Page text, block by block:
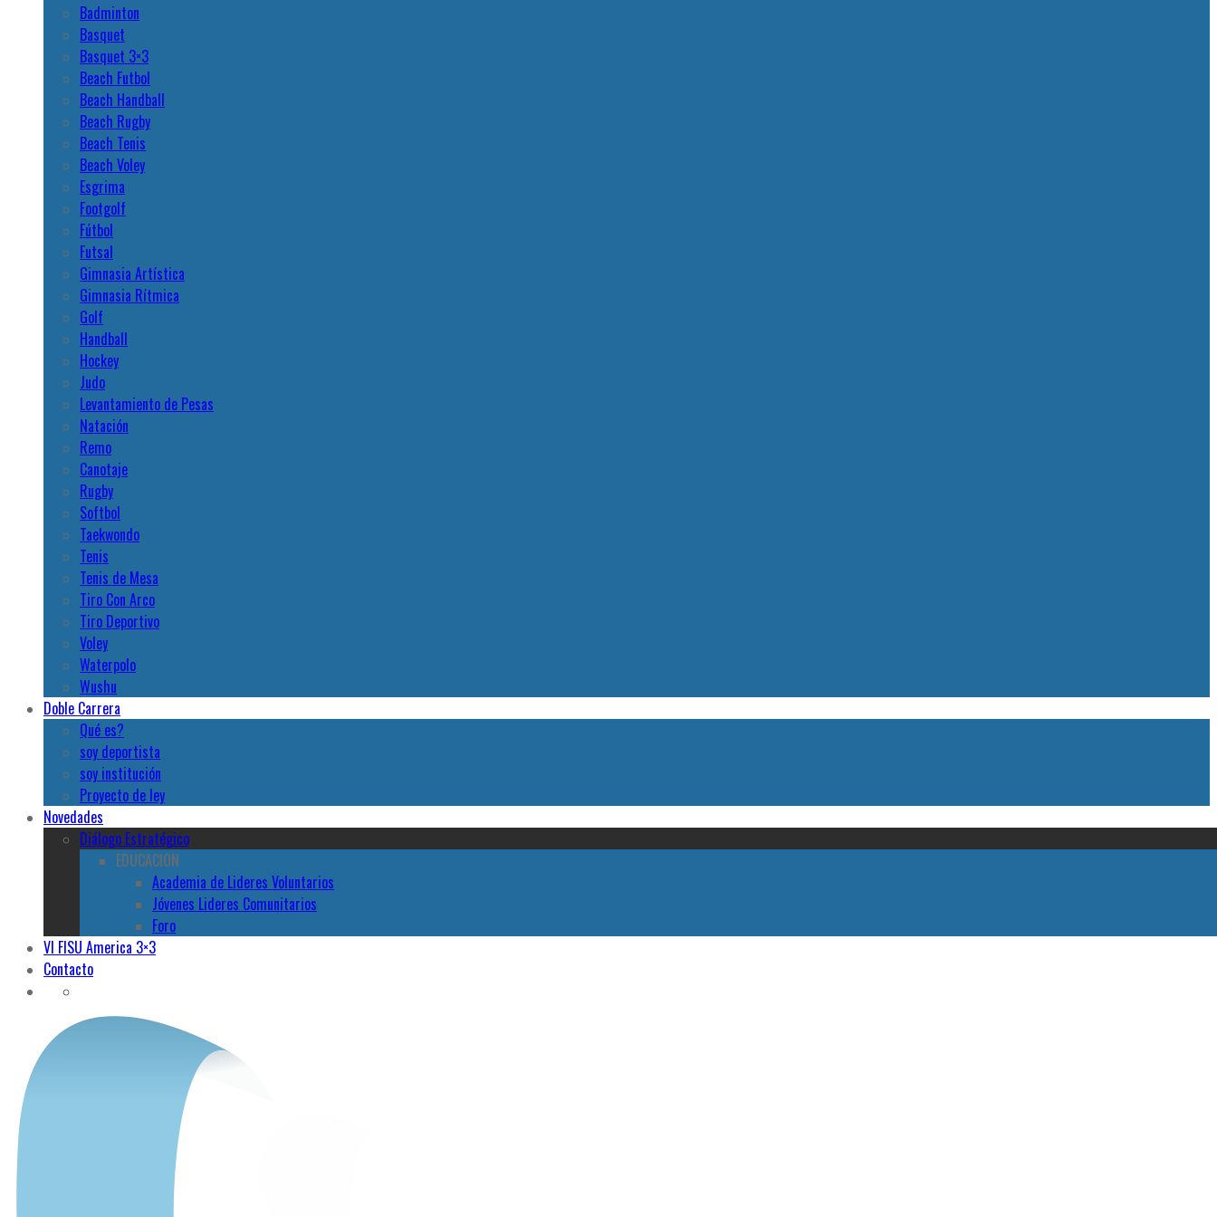
Badminton
Basquet
Basquet 3×3
Beach Futbol
Beach Handball
Beach Rugby
Beach Tenis
Beach Voley
Esgrima
Footgolf
Fútbol
Futsal
Gimnasia Artística
Gimnasia Rítmica
Golf
Handball
Hockey
Judo
Levantamiento de Pesas
Natación
Remo
Canotaje
Rugby
Softbol
Taekwondo
Tenis
Tenis de Mesa
Tiro Con Arco
Tiro Deportivo
Voley
Waterpolo
Wushu
Doble Carrera
Qué es?
soy deportista
soy institución
Proyecto de ley
Novedades
Diálogo Estratégico
EDUCACION
Academia de Lideres Voluntarios
Jóvenes Lideres Comunitarios
Foro
VI FISU America 3×3
Contacto